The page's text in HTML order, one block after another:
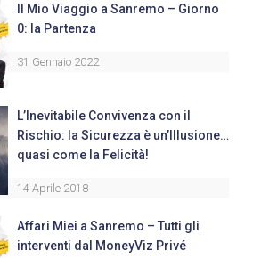
Il Mio Viaggio a Sanremo – Giorno
0: la Partenza
31 Gennaio 2022
L’Inevitabile Convivenza con il
Rischio: la Sicurezza è un’Illusione…
quasi come la Felicità!
14 Aprile 2018
Affari Miei a Sanremo – Tutti gli
interventi dal MoneyViz Privé